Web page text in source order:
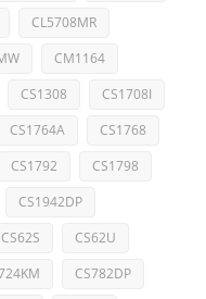
CL5708MR
CM1164
CS1308
CS1708I
CS1764A
CS1768
CS1792
CS1798
CS1942DP
CS62S
CS62U
CS782DP